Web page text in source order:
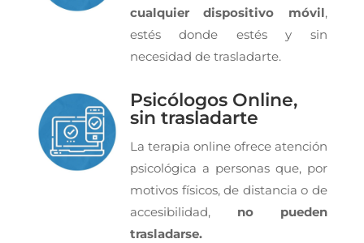
cualquier dispositivo móvil,
estés donde estés y sin
necesidad de trasladarte.
Psicólogos Online,
sin trasladarte
La terapia online ofrece atención
psicológica a personas que, por
motivos físicos, de distancia o de
accesibilidad, no pueden
trasladarse.